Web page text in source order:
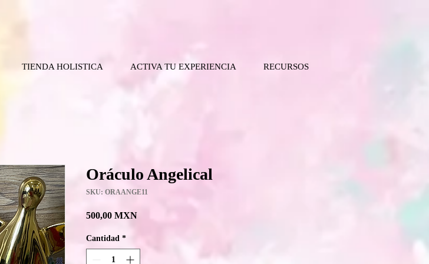
TIENDA HOLISTICA ACTIVA TU EXPERIENCIA RECURSOS
Oráculo Angelical
SKU: ORAANGE11
500,00 MXNPrecio
Cantidad *